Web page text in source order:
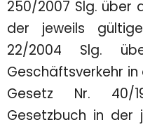
250/2007 Slg. über
der jeweils
22/2004 Slg.
Geschäftsverkehr
Gesetz Nr. 40/
Gesetzbuch in der